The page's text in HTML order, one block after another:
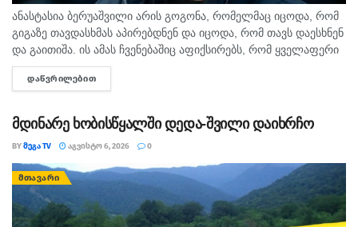
ანასტასია ბერუაშვილი არის გოგონა, რომელმაც იცოდა, რომ
გიგაზე თავდასხმას აპირებდნენ და იცოდა, რომ თავს დაესხნენ
და გაითიშა. ის ამას ჩვენებაშიც აფიქსირებს, რომ ყველაფერი
იცოდა, - ამის შესახებ მოკლული მასწავლებლის, გიგა
ავალიანის...
ᲓᲐᲬᲕᲠᲘᲚᲔᲑᲘᲗ
მდინარე ხობისწყალში დედა-შვილი დაიხრჩო
BYᲛᲔᲒᲐ TV ᲐᲒᲕᲘᲡᲢᲝ 6, 2026 0
ᲛᲗᲐᲕᲐᲠᲘ